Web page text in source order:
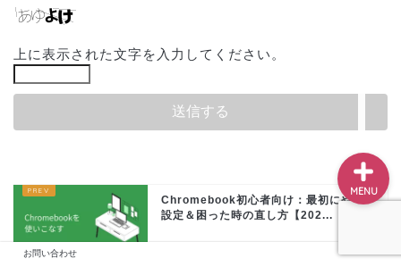
上に表示された文字を入力してください。
Chromebook初心者向け：最初にやる
設定＆困った時の直し方【202...
お問い合わせ
MENU
サイトマップ